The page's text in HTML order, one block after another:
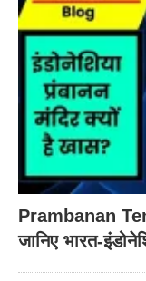
Prambanan
जानिए भारत-